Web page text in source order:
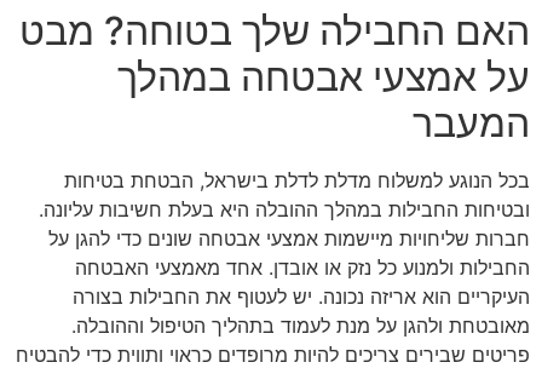
האם החבילה שלך בטוחה? מבט
על אמצעי אבטחה במהלך
המעבר
בכל הנוגע למשלוח מדלת לדלת בישראל, הבטחת בטיחות
ובטיחות החבילות במהלך ההובלה היא בעלת חשיבות עליונה.
חברות שליחויות מיישמות אמצעי אבטחה שונים כדי להגן על
החבילות ולמנוע כל נזק או אובדן. אחד מאמצעי האבטחה
העיקריים הוא אריזה נכונה. יש לעטוף את החבילות בצורה
מאובטחת ולהגן על מנת לעמוד בתהליך הטיפול וההובלה.
פריטים שבירים צריכים להיות מרופדים כראוי ותווית כדי להבטיח